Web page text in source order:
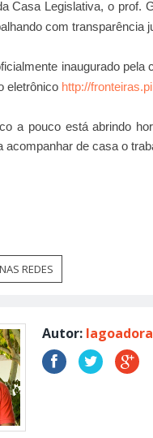
Casa Legislativa, o prof.
com transparência
inaugurado
eletrônico http://
a pouco está abrindo
acompanhar de casa o
REDES
Autor: